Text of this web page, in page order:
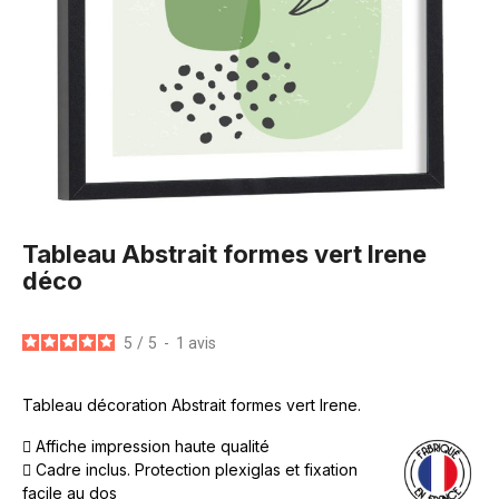
Tableau Abstrait formes vert Irene
déco
5 / 5 - 1 avis
Tableau décoration Abstrait formes vert Irene.
Affiche impression haute qualité
Cadre inclus. Protection plexiglas et fixation
facile au dos